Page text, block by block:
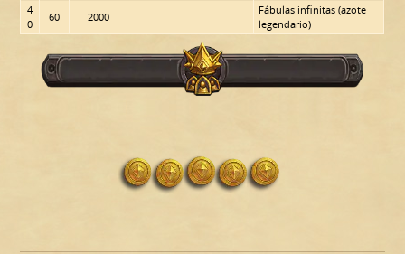
4
0
60 2000
Fábulas infinitas (azote
legendario)